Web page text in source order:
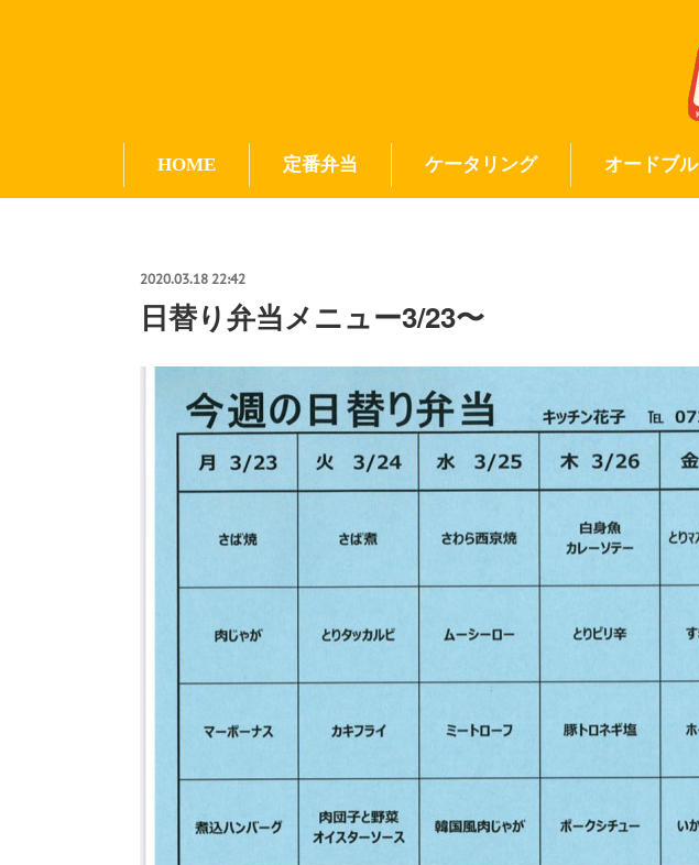
HOME 定番弁当 ケータリング オードブル
2020.03.18 22:42
日替り弁当メニュー3/23〜